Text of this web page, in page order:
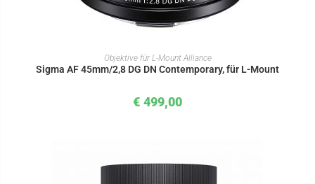
IN DEN WARENKORB
Objektive für L-Mount Alliance
Sigma AF 45mm/2,8 DG DN Contemporary, für L-Mount
€ 499,00